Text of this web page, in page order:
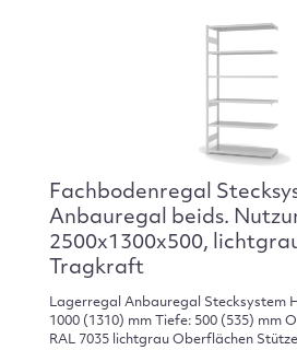
Fachbodenregal
Anbauregal beids.
2500x1300x500,
Tragkraft
Lagerregal Anbauregal Stecksystem
1000 (1310) mm Tiefe: 500 (535) mm
RAL 7035 lichtgrau Oberflächen